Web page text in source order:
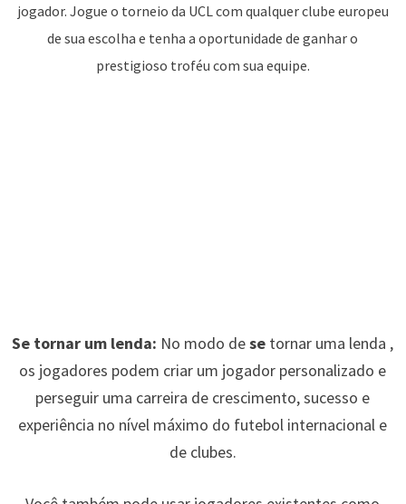
jogador. Jogue o torneio da UCL com qualquer clube europeu
de sua escolha e tenha a oportunidade de ganhar o
prestigioso troféu com sua equipe.
Se tornar um lenda: No modo dese tornar uma lenda ,
os jogadores podem criar um jogador personalizado e
perseguir uma carreira de crescimento, sucesso e
experiência no nível máximo do futebol internacional e
de clubes.